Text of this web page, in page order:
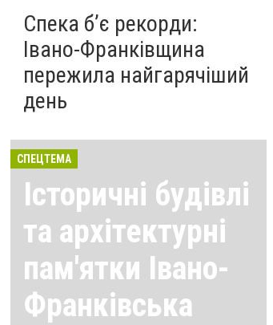
Спека б’є рекорди:
Івано-Франківщина
пережила найгарячіший
день
СПЕЦТЕМА
Історичні будівлі
та архітектурні
пам'ятки Івано-
Франківська